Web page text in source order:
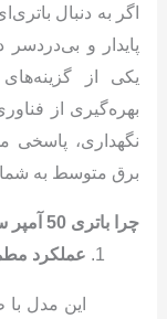
اگر به دنبال
پایدار و بی‌دردسر
یکی از
بهره‌گیری از
نگهداری، پاسخی
برق متوسط به
چرا باتری 50 آمپر سپاهان بخریم؟
عملکرد